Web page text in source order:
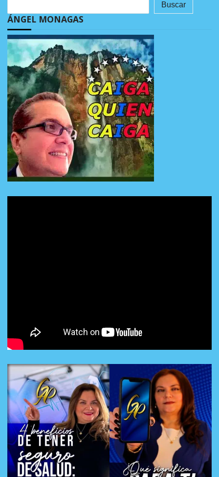
Buscar
ÁNGEL MONAGAS